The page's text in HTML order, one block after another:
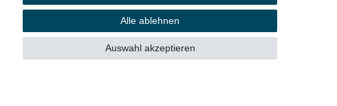
Alle ablehnen
Auswahl akzeptieren